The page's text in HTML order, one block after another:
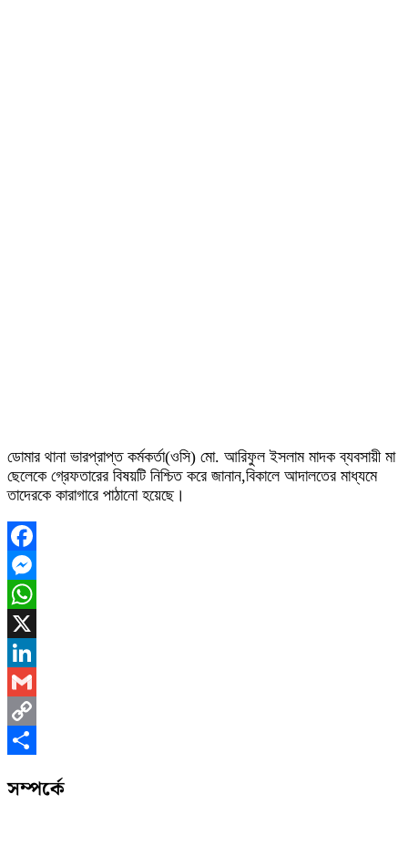
ডোমার থানা ভারপ্রাপ্ত কর্মকর্তা(ওসি) মো. আরিফুল ইসলাম মাদক ব্যবসায়ী মা
ছেলেকে গ্রেফতারের বিষয়টি নিশ্চিত করে জানান,বিকালে আদালতের মাধ্যমে
তাদেরকে কারাগারে পাঠানো হয়েছে।
Facebook
Messenger
WhatsApp
X
LinkedIn
Gmail
Copy
সম্পর্কে